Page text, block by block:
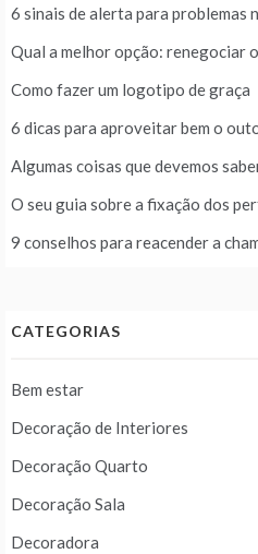
6 sinais de alerta para problemas
Qual a melhor opção: renegociar
Como fazer um logotipo de graça
6 dicas para aproveitar bem o
Algumas coisas que devemos
O seu guia sobre a fixação dos
9 conselhos para reacender a
CATEGORIAS
Bem estar
Decoração de Interiores
Decoração Quarto
Decoração Sala
Decoradora